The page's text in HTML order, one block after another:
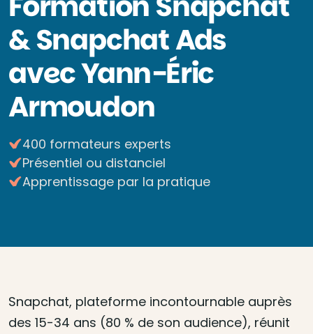
& Snapchat Ads
avec Yann-Éric
Armoudon
400 formateurs experts
Présentiel ou distanciel
Apprentissage par la pratique
Snapchat, plateforme incontournable auprès
des 15-34 ans (80 % de son audience), réunit